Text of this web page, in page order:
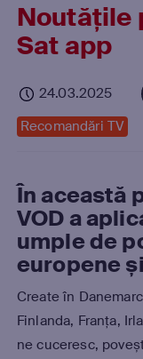
Noutățile
Sat app
24.03.2025
Recomandări TV
În această
VOD a
umple de
europene
Create în
Finlanda, Franța,
ne cuceresc,